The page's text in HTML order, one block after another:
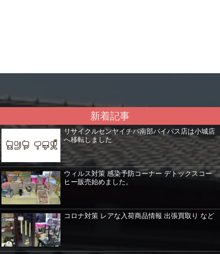
新着記事
リサイクルセンヤイチバ南部バイパス店は小城店
へ移転しました
ウィルス対策 感染予防コーナー デトックスコー
ヒー販売始めました。
コロナ対策 レアな入荷商品情報 出張買取り など